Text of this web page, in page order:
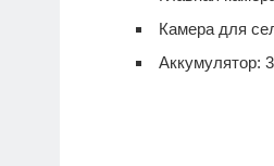
Камера для
Аккумулятор: